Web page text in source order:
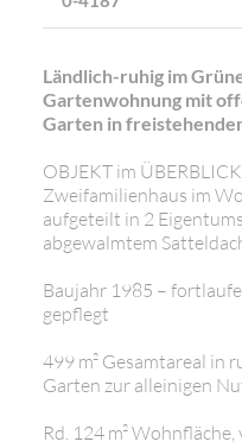
Ländlich-ruhig im
Gartenwohnung mit
Garten in
OBJEKT im
Zweifamilienhaus im
aufgeteilt in 2
abgewalmtem
Baujahr 1985 –
gepflegt
499 m² Gesamtareal in
Garten zur alleinigen
Rd. 124 m²